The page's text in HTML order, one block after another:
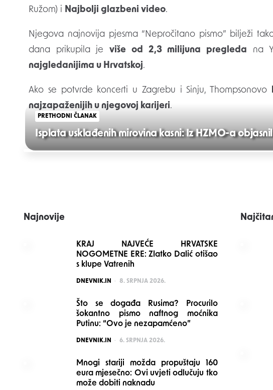
Ružom) i Najbolji glazbeni video.
Njegova najnovija pjesma “Nepročitano pismo” bilježi
dana prikupila jeviše od 2,3 milijuna pregleda na
najgledanijima u Hrvatskoj.
Ako se potvrde koncerti u Zagrebu i Sinju, Thompsonovo
najzapaženijih u njegovoj karijeri.
Post
PRETHODNI ČLANAK
Isplata usklađenih mirovina kasni: Iz HZMO-a
Najnovije
KRAJ NAJVEĆE HRVATSKE
NOGOMETNE ERE: Zlatko Dalić otišao
s klupe Vatrenih
POSTED
DNEVNIK.IN 8. SRPNJA 2026.
Što se događa Rusima? Procurilo
šokantno pismo naftnog moćnika
Putinu: “Ovo je nezapamćeno”
POSTED
DNEVNIK.IN 6. SRPNJA 2026.
Mnogi stariji možda propuštaju 160
eura mjesečno: Ovi uvjeti odlučuju tko
može dobiti naknadu